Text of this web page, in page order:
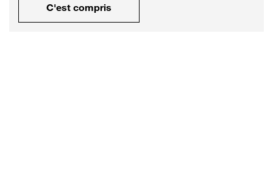
C'est compris